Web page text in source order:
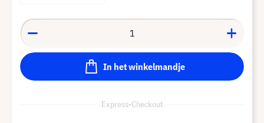
In het winkelmandje
Express-Checkout